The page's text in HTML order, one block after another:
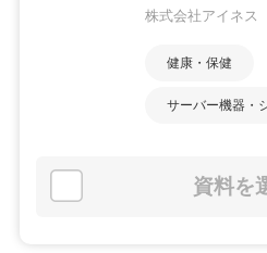
株式会社アイネス
健康・保健
サーバー機器・
資料を